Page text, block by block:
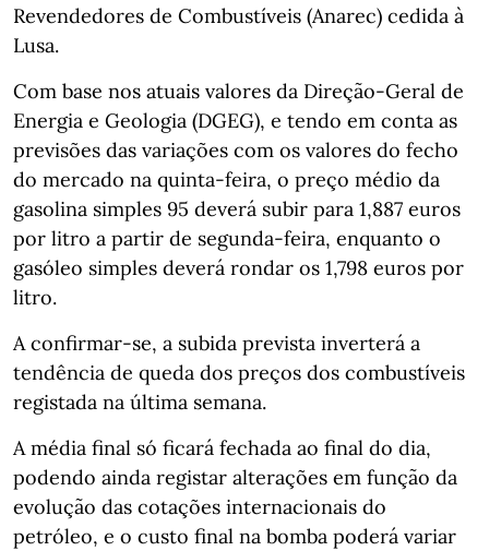
Revendedores de Combustíveis (Anarec) cedida à
Lusa.
Com base nos atuais valores da Direção-Geral de
Energia e Geologia (DGEG), e tendo em conta as
previsões das variações com os valores do fecho
do mercado na quinta-feira, o preço médio da
gasolina simples 95 deverá subir para 1,887 euros
por litro a partir de segunda-feira, enquanto o
gasóleo simples deverá rondar os 1,798 euros por
litro.
A confirmar-se, a subida prevista inverterá a
tendência de queda dos preços dos combustíveis
registada na última semana.
A média final só ficará fechada ao final do dia,
podendo ainda registar alterações em função da
evolução das cotações internacionais do
petróleo, e o custo final na bomba poderá variar